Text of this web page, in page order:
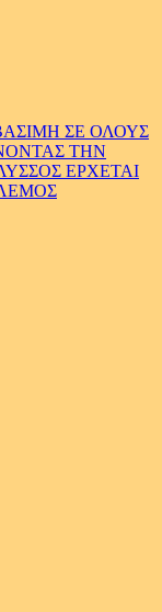
ΣΕ ΟΛΟΥΣ
ΤΗΝ
ΕΡΧΕΤΑΙ